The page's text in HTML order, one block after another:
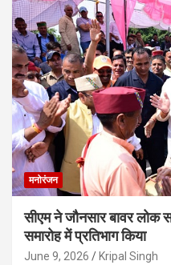
मनोरंजन
सीएम ने जौनसार बावर लोक
समारोह में प्रतिभाग किया
June 9, 2026 Kripal Singh